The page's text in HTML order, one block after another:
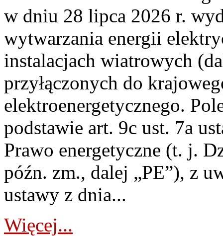
w dniu 28 lipca 2026 r.
wytwarzania energii
instalacjach wiatrowych
przyłączonych do
elektroenergetycznego.
podstawie art. 9c ust. 7a
Prawo energetyczne (t. j.
późn. zm., dalej „PE”), z
ustawy z dnia...
Więcej...